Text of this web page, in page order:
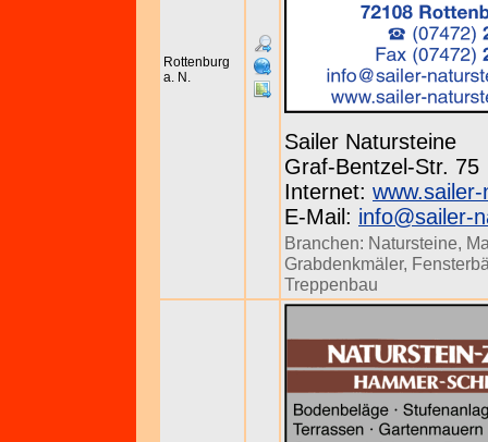
Rottenburg
a. N.
Sailer Natursteine
Graf-Bentzel-Str. 75
Internet:
E-Mail: info@sailer-
Branchen: Natursteine,
Grabdenkmäler,
Treppenbau